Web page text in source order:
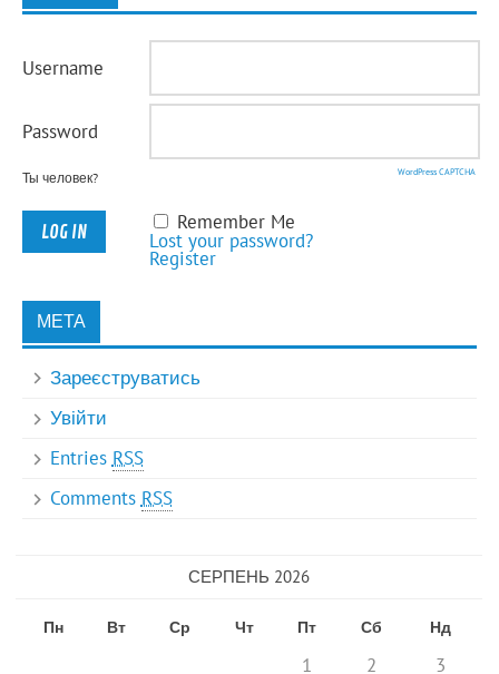
Username
Password
Ты человек? WordPress CAPTCHA
Remember Me
Lost your password?
Register
МЕТА
Зареєструватись
Увійти
Entries RSS
Comments RSS
СЕРПЕНЬ 2026
Пн Вт Ср Чт Пт Сб Нд
1 2
3